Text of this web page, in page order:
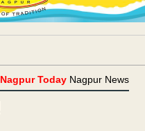
Nagpur Today Nagpur News